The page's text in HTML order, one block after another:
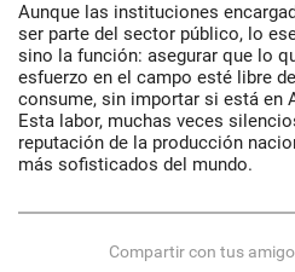
Aunque las instituciones
ser parte del sector público, lo
sino la función: asegurar que lo
esfuerzo en el campo esté libre
consume, sin importar si está en
Esta labor, muchas veces
reputación de la producción
más sofisticados del mundo.
Compartir con tus